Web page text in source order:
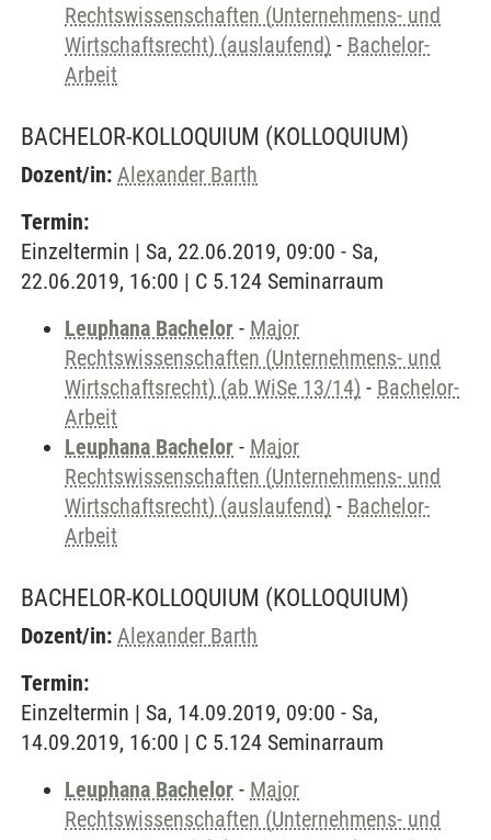
Rechtswissenschaften (Unternehmens- und
Wirtschaftsrecht) (auslaufend) - Bachelor-
Arbeit
BACHELOR-KOLLOQUIUM (KOLLOQUIUM)
Dozent/in: Alexander Barth
Termin:
Einzeltermin | Sa, 22.06.2019, 09:00 - Sa,
22.06.2019, 16:00 | C 5.124 Seminarraum
Leuphana Bachelor - Major
Rechtswissenschaften (Unternehmens- und
Wirtschaftsrecht) (ab WiSe 13/14) - Bachelor-
Arbeit
Leuphana Bachelor - Major
Rechtswissenschaften (Unternehmens- und
Wirtschaftsrecht) (auslaufend) - Bachelor-
Arbeit
BACHELOR-KOLLOQUIUM (KOLLOQUIUM)
Dozent/in: Alexander Barth
Termin:
Einzeltermin | Sa, 14.09.2019, 09:00 - Sa,
14.09.2019, 16:00 | C 5.124 Seminarraum
Leuphana Bachelor - Major
Rechtswissenschaften (Unternehmens- und